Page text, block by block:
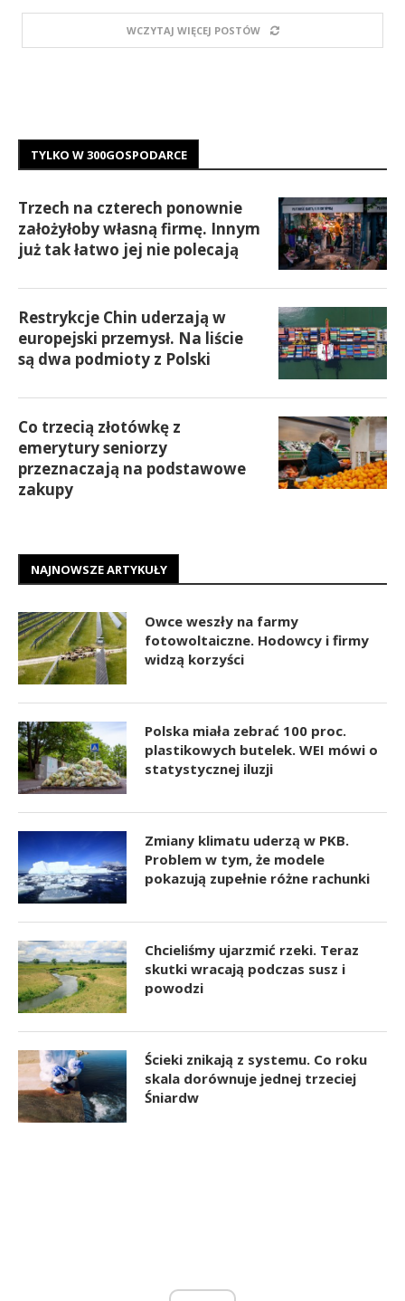
WCZYTAJ WIĘCEJ POSTÓW
TYLKO W 300GOSPODARCE
Trzech na czterech ponownie
założyłoby własną firmę. Innym
już tak łatwo jej nie polecają
Restrykcje Chin uderzają w
europejski przemysł. Na liście
są dwa podmioty z Polski
Co trzecią złotówkę z
emerytury seniorzy
przeznaczają na podstawowe
zakupy
NAJNOWSZE ARTYKUŁY
Owce weszły na farmy
fotowoltaiczne. Hodowcy i firmy
widzą korzyści
Polska miała zebrać 100 proc.
plastikowych butelek. WEI mówi o
statystycznej iluzji
Zmiany klimatu uderzą w PKB.
Problem w tym, że modele
pokazują zupełnie różne rachunki
Chcieliśmy ujarzmić rzeki. Teraz
skutki wracają podczas susz i
powodzi
Ścieki znikają z systemu. Co roku
skala dorównuje jednej trzeciej
Śniardw